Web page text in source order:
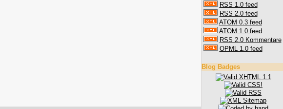
RSS 1.0 feed
RSS 2.0 feed
ATOM 0.3 feed
ATOM 1.0 feed
RSS 2.0 Kommentare
OPML 1.0 feed
Blog Badges